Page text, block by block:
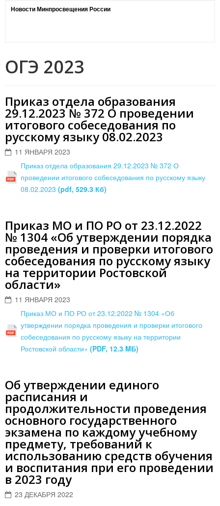
Новости Минпросвещения России
ОГЭ 2023
Приказ отдела образования
29.12.2023 № 372 О проведении
итогового собеседования по
русскому языку 08.02.2023
11 ЯНВАРЯ 2023
Приказ отдела образования 29.12.2023 № 372 О
проведении итогового собеседования по русскому языку
08.02.2023 (pdf, 529.3 Кб)
Приказ МО и ПО РО от 23.12.2022
№ 1304 «Об утверждении порядка
проведения и проверки итогового
собеседования по русскому языку
на территории Ростовской
области»
11 ЯНВАРЯ 2023
Приказ МО и ПО РО от 23.12.2022 № 1304 «Об
утверждении порядка проведения и проверки итогового
собеседования по русскому языку на территории
Ростовской области» (PDF, 12.3 MБ)
Об утверждении единого
расписания и
продолжительности проведения
основного государственного
экзамена по каждому учебному
предмету, требований к
использованию средств обучения
и воспитания при его проведении
в 2023 году
23 ДЕКАБРЯ 2022